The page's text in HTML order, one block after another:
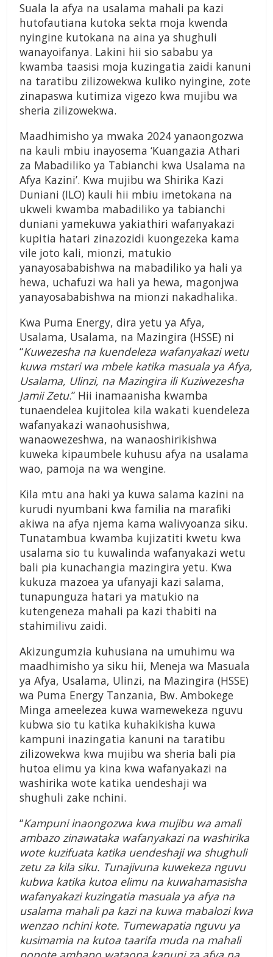
Suala la afya na usalama mahali pa kazi
hutofautiana kutoka sekta moja kwenda
nyingine kutokana na aina ya shughuli
wanayoifanya. Lakini hii sio sababu ya
kwamba taasisi moja kuzingatia zaidi kanuni
na taratibu zilizowekwa kuliko nyingine, zote
zinapaswa kutimiza vigezo kwa mujibu wa
sheria zilizowekwa.
Maadhimisho ya mwaka 2024 yanaongozwa
na kauli mbiu inayosema ‘Kuangazia Athari
za Mabadiliko ya Tabianchi kwa Usalama na
Afya Kazini’. Kwa mujibu wa Shirika Kazi
Duniani (ILO) kauli hii mbiu imetokana na
ukweli kwamba mabadiliko ya tabianchi
duniani yamekuwa yakiathiri wafanyakazi
kupitia hatari zinazozidi kuongezeka kama
vile joto kali, mionzi, matukio
yanayosababishwa na mabadiliko ya hali ya
hewa, uchafuzi wa hali ya hewa, magonjwa
yanayosababishwa na mionzi nakadhalika.
Kwa Puma Energy, dira yetu ya Afya,
Usalama, Usalama, na Mazingira (HSSE) ni
“Kuwezesha na kuendeleza wafanyakazi wetu
kuwa mstari wa mbele katika masuala ya Afya,
Usalama, Ulinzi, na Mazingira ili Kuziwezesha
Jamii Zetu.” Hii inamaanisha kwamba
tunaendelea kujitolea kila wakati kuendeleza
wafanyakazi wanaohusishwa,
wanaowezeshwa, na wanaoshirikishwa
kuweka kipaumbele kuhusu afya na usalama
wao, pamoja na wa wengine.
Kila mtu ana haki ya kuwa salama kazini na
kurudi nyumbani kwa familia na marafiki
akiwa na afya njema kama walivyoanza siku.
Tunatambua kwamba kujizatiti kwetu kwa
usalama sio tu kuwalinda wafanyakazi wetu
bali pia kunachangia mazingira yetu. Kwa
kukuza mazoea ya ufanyaji kazi salama,
tunapunguza hatari ya matukio na
kutengeneza mahali pa kazi thabiti na
stahimilivu zaidi.
Akizungumzia kuhusiana na umuhimu wa
maadhimisho ya siku hii, Meneja wa Masuala
ya Afya, Usalama, Ulinzi, na Mazingira (HSSE)
wa Puma Energy Tanzania, Bw. Ambokege
Minga ameelezea kuwa wamewekeza nguvu
kubwa sio tu katika kuhakikisha kuwa
kampuni inazingatia kanuni na taratibu
zilizowekwa kwa mujibu wa sheria bali pia
hutoa elimu ya kina kwa wafanyakazi na
washirika wote katika uendeshaji wa
shughuli zake nchini.
“Kampuni inaongozwa kwa mujibu wa amali
ambazo zinawataka wafanyakazi na washirika
wote kuzifuata katika uendeshaji wa shughuli
zetu za kila siku. Tunajivuna kuwekeza nguvu
kubwa katika kutoa elimu na kuwahamasisha
wafanyakazi kuzingatia masuala ya afya na
usalama mahali pa kazi na kuwa mabalozi kwa
wenzao nchini kote. Tumewapatia nguvu ya
kusimamia na kutoa taarifa muda na mahali